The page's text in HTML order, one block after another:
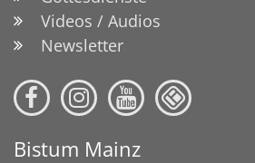
Videos / Audios
Newsletter
Bistum Mainz